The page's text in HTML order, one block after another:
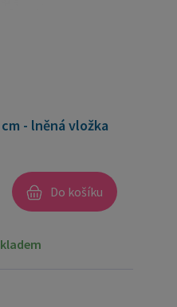
- lněná vložka
Do košíku